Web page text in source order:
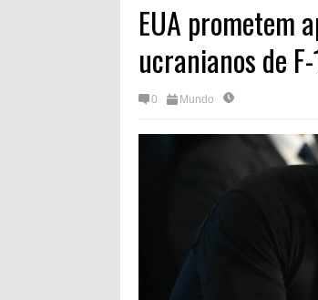
EUA prometem
ucranianos de
0 Mundo